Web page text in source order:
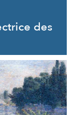
des